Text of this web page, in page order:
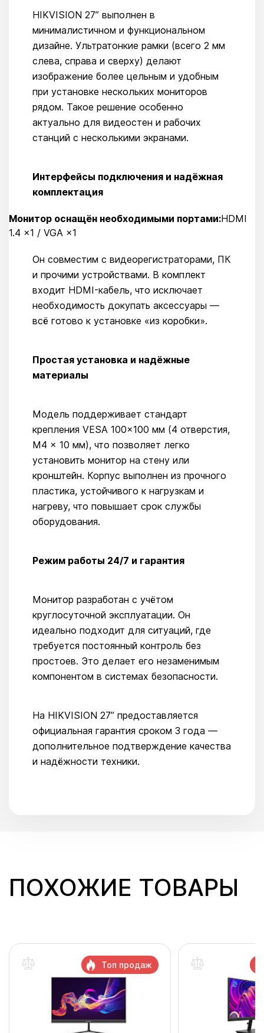
HIKVISION 27” выполнен в
минималистичном и функциональном
дизайне. Ультратонкие рамки (всего 2 мм
слева, справа и сверху) делают
изображение более цельным и удобным
при установке нескольких мониторов
рядом. Такое решение особенно
актуально для видеостен и рабочих
станций с несколькими экранами.
Интерфейсы подключения и надёжная
комплектация
Монитор оснащён необходимыми портами:HDMI
1.4 ×1 / VGA ×1
Он совместим с видеорегистраторами, ПК
и прочими устройствами. В комплект
входит HDMI-кабель, что исключает
необходимость докупать аксессуары —
всё готово к установке «из коробки».
Простая установка и надёжные
материалы
Модель поддерживает стандарт
крепления VESA 100×100 мм (4 отверстия,
M4 × 10 мм), что позволяет легко
установить монитор на стену или
кронштейн. Корпус выполнен из прочного
пластика, устойчивого к нагрузкам и
нагреву, что повышает срок службы
оборудования.
Режим работы 24/7 и гарантия
Монитор разработан с учётом
круглосуточной эксплуатации. Он
идеально подходит для ситуаций, где
требуется постоянный контроль без
простоев. Это делает его незаменимым
компонентом в системах безопасности.
На HIKVISION 27” предоставляется
официальная гарантия сроком 3 года —
дополнительное подтверждение качества
и надёжности техники.
ПОХОЖИЕ ТОВАРЫ
Топ продаж